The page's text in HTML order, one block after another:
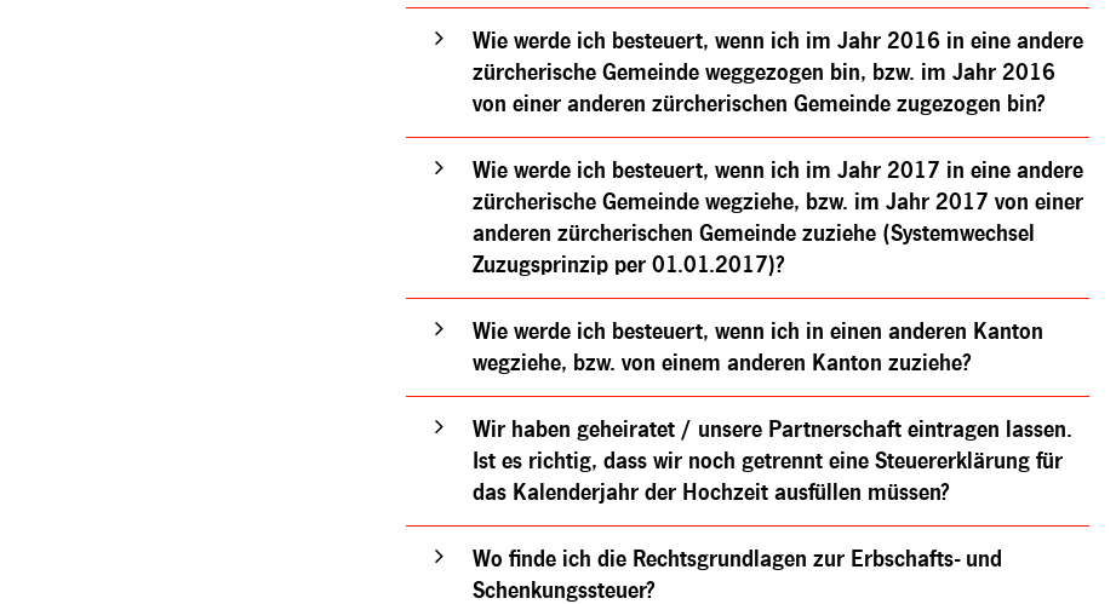
Wie werde ich besteuert, wenn ich im Jahr 2016 in eine andere
zürcherische Gemeinde weggezogen bin, bzw. im Jahr 2016
von einer anderen zürcherischen Gemeinde zugezogen bin?
Wie werde ich besteuert, wenn ich im Jahr 2017 in eine andere
zürcherische Gemeinde wegziehe, bzw. im Jahr 2017 von einer
anderen zürcherischen Gemeinde zuziehe (Systemwechsel
Zuzugsprinzip per 01.01.2017)?
Wie werde ich besteuert, wenn ich in einen anderen Kanton
wegziehe, bzw. von einem anderen Kanton zuziehe?
Wir haben geheiratet / unsere Partnerschaft eintragen lassen.
Ist es richtig, dass wir noch getrennt eine Steuererklärung für
das Kalenderjahr der Hochzeit ausfüllen müssen?
Wo finde ich die Rechtsgrundlagen zur Erbschafts- und
Schenkungssteuer?